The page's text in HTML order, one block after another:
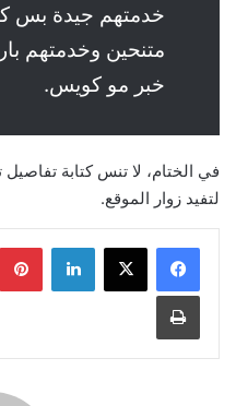
خدمتهم جيدة بس
متنحين وخدمتهم
خبر مو كويس.
في الختام، لا تنس كتابة
لتفيد زوار الموقع.
لينكدإن
طباعة